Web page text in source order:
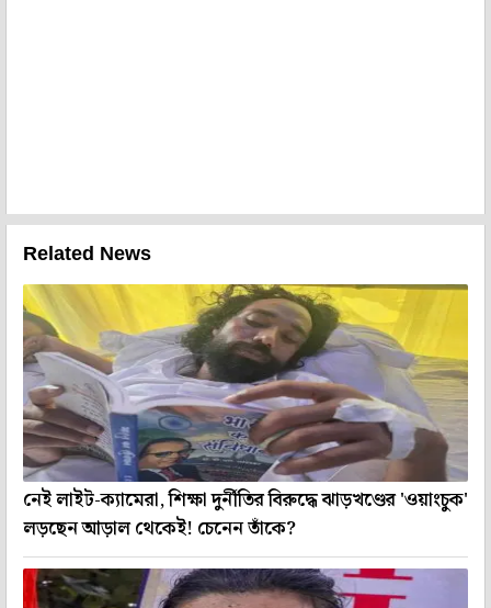
Related News
নেই লাইট-ক্যামেরা, শিক্ষা দুর্নীতির বিরুদ্ধে ঝাড়খণ্ডের 'ওয়াংচুক'
লড়ছেন আড়াল থেকেই! চেনেন তাঁকে?